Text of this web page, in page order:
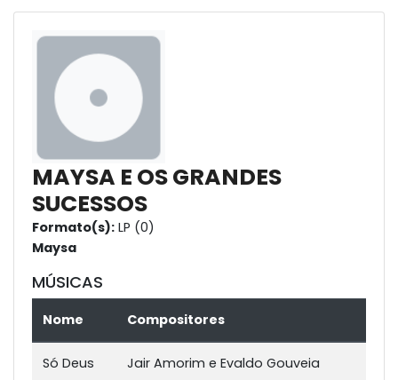
MAYSA E OS GRANDES
SUCESSOS
Formato(s): LP (0)
Maysa
MÚSICAS
Nome Compositores
Só Deus Jair Amorim e Evaldo Gouveia